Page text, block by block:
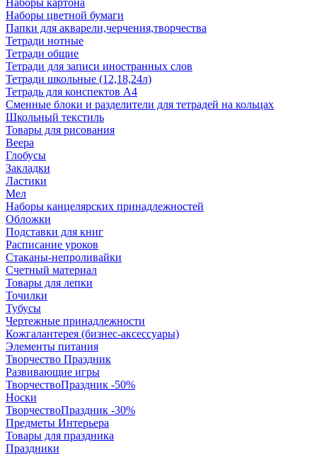
Наборы картона
Наборы цветной бумаги
Папки для акварели,черчения,творчества
Тетради нотные
Тетради общие
Тетради для записи иностранных слов
Тетради школьные (12,18,24л)
Тетрадь для конспектов А4
Сменные блоки и разделители для тетрадей на кольцах
Школьный текстиль
Товары для рисования
Веера
Глобусы
Закладки
Ластики
Мел
Наборы канцелярских принадлежностей
Обложки
Подставки для книг
Расписание уроков
Стаканы-непроливайки
Счетный материал
Товары для лепки
Точилки
Тубусы
Чертежные принадлежности
Кожгалантерея (бизнес-аксессуары)
Элементы питания
Творчество Праздник
Развивающие игры
ТворчествоПраздник -50%
Носки
ТворчествоПраздник -30%
Предметы Интерьера
Товары для праздника
Праздники